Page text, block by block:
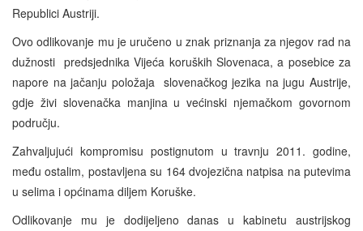
Republici Austriji.
Ovo odlikovanje mu je uručeno u znak priznanja za njegov rad na
dužnosti predsjednika Vijeća koruških Slovenaca, a posebice za
napore na jačanju položaja slovenačkog jezika na jugu Austrije,
gdje živi slovenačka manjina u većinski njemačkom govornom
području.
Zahvaljujući kompromisu postignutom u travnju 2011. godine,
među ostalim, postavljena su 164 dvojezična natpisa na putevima
u selima i općinama diljem Koruške.
Odlikovanje mu je dodijeljeno danas u kabinetu austrijskog